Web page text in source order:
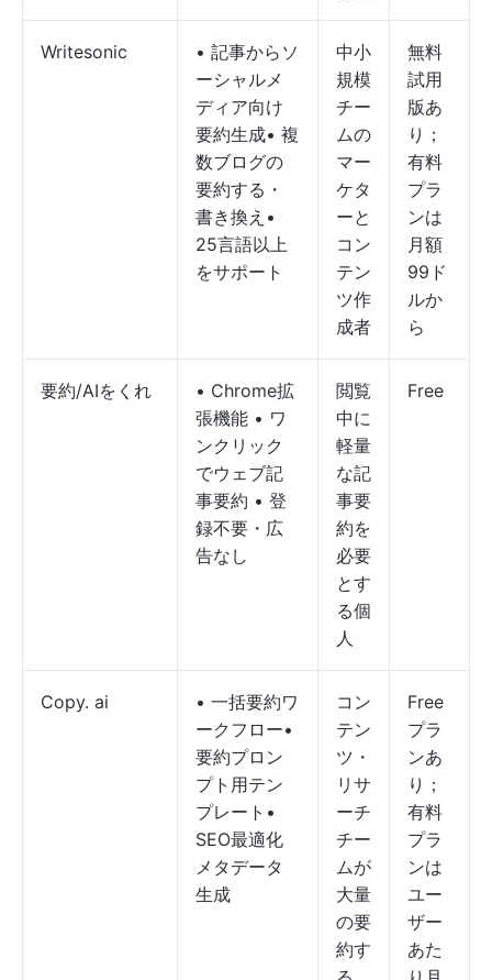
Writesonic
• 記事からソ
ーシャルメ
ディア向け
要約生成• 複
数ブログの
要約する・
書き換え•
25言語以上
をサポート
中小
規模
チー
ムの
マー
ケタ
ーと
コン
テン
ツ作
成者
無料
試用
版あ
り；
有料
プラ
ンは
月額
99ド
ルか
ら
要約/AIをくれ
• Chrome拡
張機能 • ワ
ンクリック
でウェブ記
事要約 • 登
録不要・広
告なし
閲覧
中に
軽量
な記
事要
約を
必要
とす
る個
人
Free
Copy. ai
• 一括要約ワ
ークフロー•
要約プロン
プト用テン
プレート•
SEO最適化
メタデータ
生成
コン
テン
ツ・
リサ
ーチ
チー
ムが
大量
の要
約す
Free
プラ
ンあ
り；
有料
プラ
ンは
ユー
ザー
あた